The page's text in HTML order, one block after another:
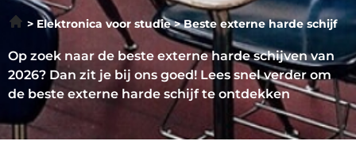
Elektronica voor studie Beste externe harde schijf
Op zoek naar de beste externe harde schijven van
2026? Dan zit je bij ons goed! Lees snel verder om
de beste externe harde schijf te ontdekken